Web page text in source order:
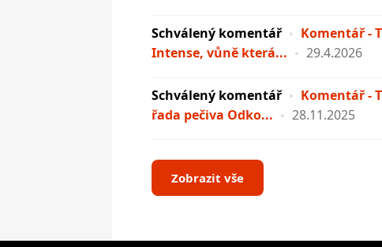
Schválený komentář
Komentář -
Intense, vůně která...
29.4.2026
Schválený komentář
Komentář -
řada pečiva Odko...
28.11.2025
Zobrazit vše